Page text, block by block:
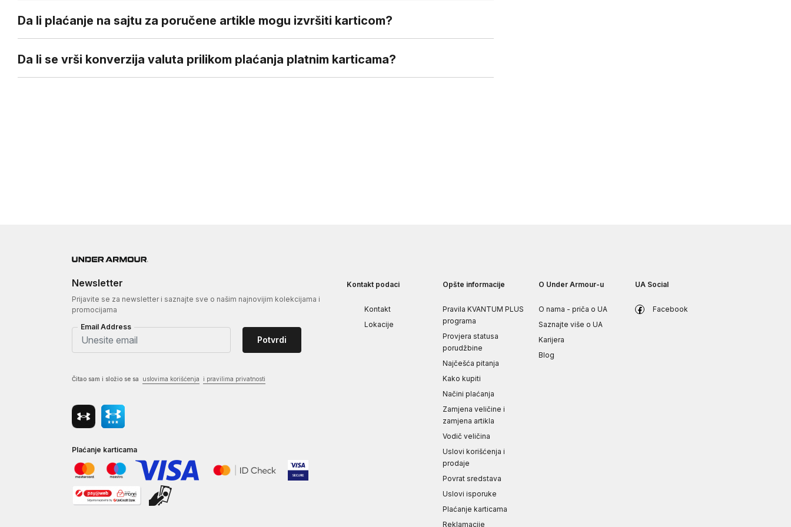
Da li plaćanje na sajtu za poručene artikle mogu izvršiti karticom?
Da li se vrši konverzija valuta prilikom plaćanja platnim karticama?
Newsletter
Prijavite se za newsletter i saznajte sve o našim najnovijim kolekcijama i
promocijama
Email Address
Potvrdi
Čitao sam i složio se sa uslovima korišćenja i pravilima privatnosti
Plaćanje karticama
Kontakt podaci
Kontakt
Lokacije
Opšte informacije
Pravila KVANTUM PLUS
programa
Provjera statusa
porudžbine
Najčešća pitanja
Kako kupiti
Načini plaćanja
Zamjena veličine i
zamjena artikla
Vodič veličina
Uslovi korišćenja i
prodaje
Povrat sredstava
Uslovi isporuke
Plaćanje karticama
Reklamacije
O Under Armour-u
O nama - priča o UA
Saznajte više o UA
Karijera
Blog
UA Social
Facebook